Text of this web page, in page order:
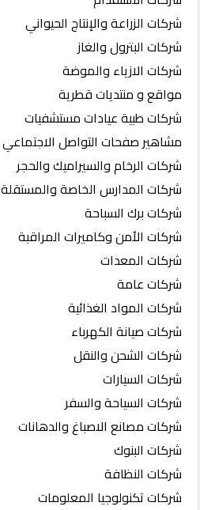
شركات الزراعة والإنتاج الحيواني
شركات البترول والغاز
شركات الازياء والموضة
مواقع و منتديات قطرية
شركات طبية عيادات مستشفيات
مشاهير صفحات التواصل الاجتماعي
شركات الرخام والسيراميك والحجر
شركات المدارس الخاصة والمستقلة
شركات برك السباحة
شركات الأمن وكاميرات المراقبة
شركات المعدات
شركات عامة
شركات المواد الغذائية
شركات صيانة الكهرباء
شركات الشحن والنقل
شركات السيارات
شركات السياحة والسفر
شركات مصانع الاصباغ والدهانات
شركات البنوك
شركات النظافة
شركات تكنولوجيا المعلومات